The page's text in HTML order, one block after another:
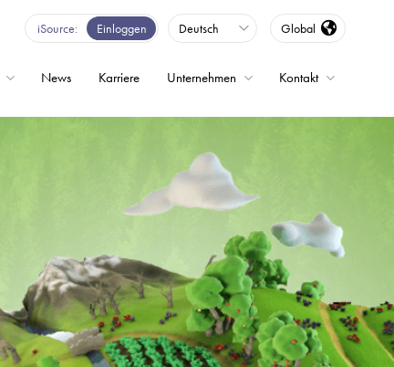
iSource Einloggen Deutsch Global
News Karriere Unternehmen Kontakt